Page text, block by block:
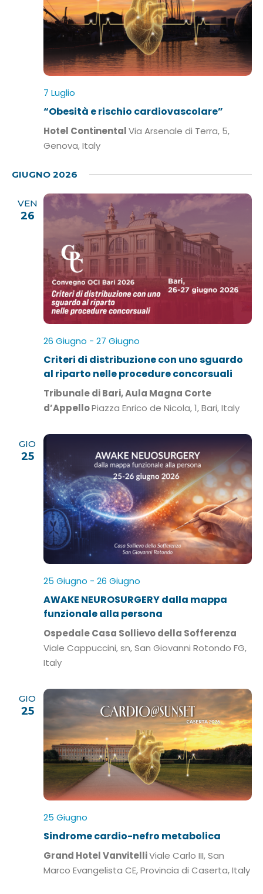
7 Luglio
“Obesità e rischio cardiovascolare”
Hotel ContinentalVia Arsenale di Terra, 5,
Genova, Italy
GIUGNO 2026
VEN
26
26 Giugno - 27 Giugno
Criteri di distribuzione con uno sguardo
al riparto nelle procedure concorsuali
Tribunale di Bari, Aula Magna Corte
d’AppelloPiazza Enrico de Nicola, 1, Bari, Italy
GIO
25
25 Giugno - 26 Giugno
AWAKE NEUROSURGERY dalla mappa
funzionale alla persona
Ospedale Casa Sollievo della Sofferenza
Viale Cappuccini, sn, San Giovanni Rotondo FG,
Italy
GIO
25
25 Giugno
Sindrome cardio-nefro metabolica
Grand Hotel VanvitelliViale Carlo III, San
Marco Evangelista CE, Provincia di Caserta, Italy